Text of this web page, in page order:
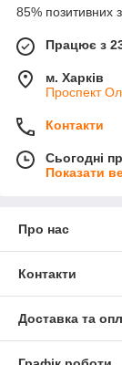
85% позитивних з
Працює з
м. Харків
Проспект
Контакти
Сьогодні
Показати
Про нас
Контакти
Доставка та